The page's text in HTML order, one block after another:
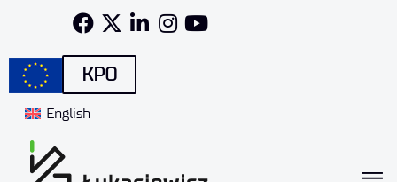
KPO
English